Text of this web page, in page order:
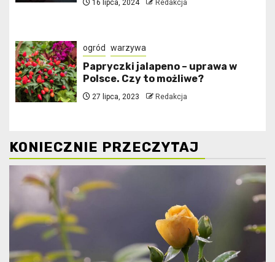
16 lipca, 2024 Redakcja
ogród warzywa
Papryczki jalapeno – uprawa w
Polsce. Czy to możliwe?
27 lipca, 2023 Redakcja
KONIECZNIE PRZECZYTAJ